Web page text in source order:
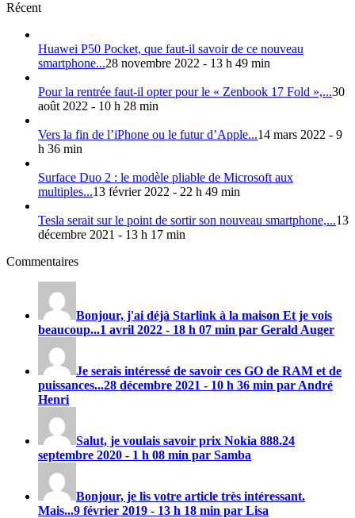
Récent
Huawei P50 Pocket, que faut-il savoir de ce nouveau
smartphone...28 novembre 2022 - 13 h 49 min
Pour la rentrée faut-il opter pour le « Zenbook 17 Fold »,...30
août 2022 - 10 h 28 min
Vers la fin de l’iPhone ou le futur d’Apple...14 mars 2022 - 9
h 36 min
Surface Duo 2 : le modèle pliable de Microsoft aux
multiples...13 février 2022 - 22 h 49 min
Tesla serait sur le point de sortir son nouveau smartphone,...13
décembre 2021 - 13 h 17 min
Commentaires
Bonjour, j'ai déjà Starlink à la maison Et je vois
beaucoup...1 avril 2022 - 18 h 07 min par Gerald Auger
Je serais intéressé de savoir ces GO de RAM et de
puissances...28 décembre 2021 - 10 h 36 min par André
Henri
Salut, je voulais savoir prix Nokia 888.24
septembre 2020 - 1 h 08 min par Samba
Bonjour, je lis votre article très intéressant.
Mais...9 février 2019 - 13 h 18 min par Lisa